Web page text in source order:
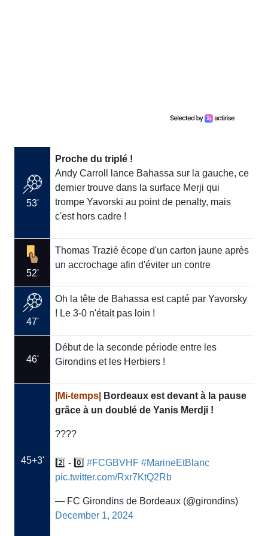
53'
Proche du triplé !
Andy Carroll lance Bahassa sur la gauche, ce
dernier trouve dans la surface Merji qui
trompe Yavorski au point de penalty, mais
c'est hors cadre !
52'
Thomas Trazié écope d'un carton jaune après
un accrochage afin d'éviter un contre
47'
Oh la tête de Bahassa est capté par Yavorsky
! Le 3-0 n'était pas loin !
46'
Début de la seconde période entre les
Girondins et les Herbiers !
45+3'
|Mi-temps|
Bordeaux est devant à la pause
grâce à un doublé de Yanis Merdji !
????
2️⃣ - 0️⃣ #FCGBVHF #MarineEtBlanc
pic.twitter.com/Rxr7KtQ2Rb
— FC Girondins de Bordeaux (@girondins)
December 1, 2024